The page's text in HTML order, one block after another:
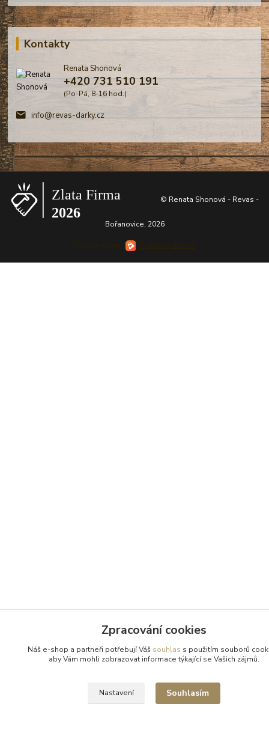
Kontakty
Renata Shonová
+420 731 510 191
(Po-Pá, 8-16 hod.)
info@revas-darky.cz
© Renata Shonová - Revas -
Bořanovice, 2026
Zpracování cookies
Náš e-shop a partneři potřebují Váš souhlas s použitím souborů
aby Vám mohli zobrazovat informace týkající se Vašich zájmů.
Nastavení Souhlasím